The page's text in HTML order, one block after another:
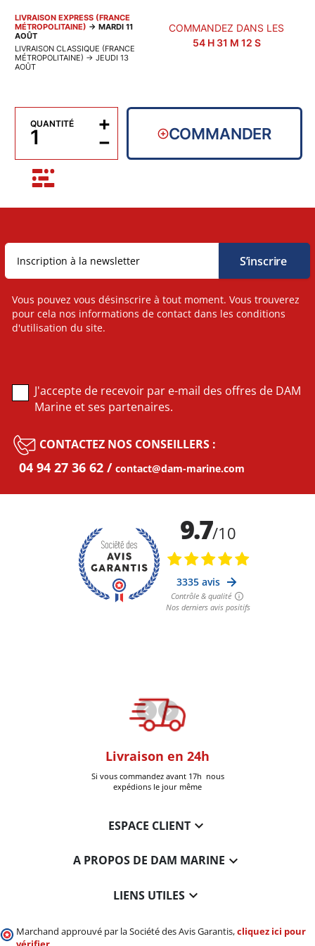
LIVRAISON EXPRESS (FRANCE
MÉTROPOLITAINE) → MARDI 11
AOÛT
LIVRAISON CLASSIQUE (FRANCE
MÉTROPOLITAINE) → JEUDI 13
AOÛT
COMMANDEZ DANS LES
54H 31 M 12 S
QUANTITÉ
−
+ COMMANDER
Livraison en 24h
Si vous commandez avant 17h nous
expédions le jour même
Vous pouvez vous désinscrire à tout moment. Vous trouverez
pour cela nos informations de contact dans les conditions
d'utilisation du site.
J'accepte de recevoir par e-mail des offres de DAM
Marine et ses partenaires.
CONTACTEZ NOS CONSEILLERS :
04 94 27 36 62 contact@dam-marine.com
ESPACE CLIENT
A PROPOS DE DAM MARINE 
LIENS UTILES 
Marchand approuvé par la Société des Avis Garantis,cliquez ici pour